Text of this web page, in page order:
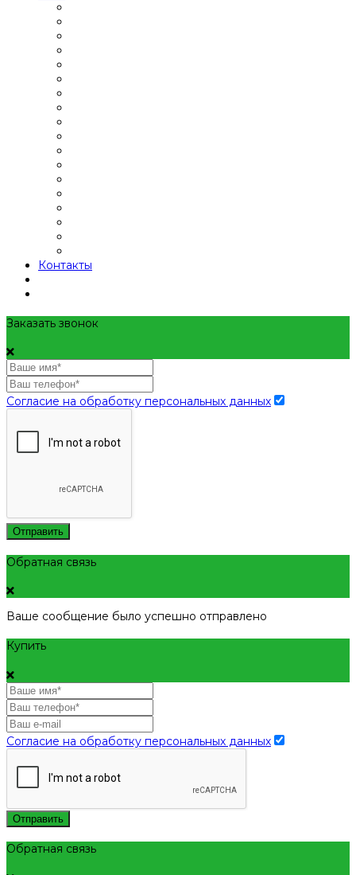
Контакты
Заказать звонок
Согласие на обработку персональных данных
Отправить
Обратная связь
Ваше сообщение было успешно отправлено
Купить
Согласие на обработку персональных данных
Отправить
Обратная связь